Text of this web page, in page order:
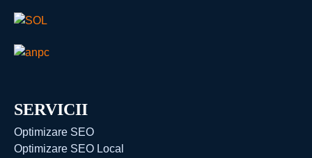
SERVICII
Optimizare SEO
Optimizare SEO Local